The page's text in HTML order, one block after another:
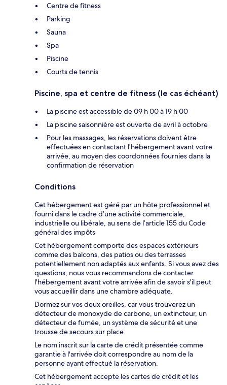
Centre de fitness
Parking
Sauna
Spa
Piscine
Courts de tennis
Piscine, spa et centre de fitness (le cas échéant)
La piscine est accessible de 09 h 00 à 19 h 00
La piscine saisonnière est ouverte de avril à octobre
Pour les massages, les réservations doivent être
effectuées en contactant l'hébergement avant votre
arrivée, au moyen des coordonnées fournies dans la
confirmation de réservation
Conditions
Cet hébergement est géré par un hôte professionnel et
fourni dans le cadre d’une activité commerciale,
industrielle ou libérale, au sens de l’article 155 du Code
général des impôts
Cet hébergement comporte des espaces extérieurs
comme des balcons, des patios ou des terrasses
potentiellement non adaptés aux enfants. Si vous avez des
questions, nous vous recommandons de contacter
l'hébergement avant votre arrivée afin de savoir s'il peut
vous accueillir dans une chambre adéquate.
Dormez sur vos deux oreilles, car vous trouverez un
détecteur de monoxyde de carbone, un extincteur, un
détecteur de fumée, un système de sécurité et une
trousse de secours sur place.
Le nom inscrit sur la carte de crédit présentée comme
garantie à l'arrivée doit correspondre au nom de la
personne ayant effectué la réservation.
Cet hébergement accepte les cartes de crédit et les